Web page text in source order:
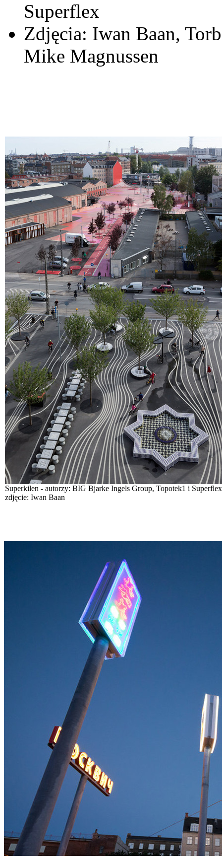
Superflex
Zdjęcia: Iwan Baan,
Mike Magnussen
Superkilen - autorzy: BIG Bjarke Ingels Group, Topotek1 i
zdjęcie: Iwan Baan